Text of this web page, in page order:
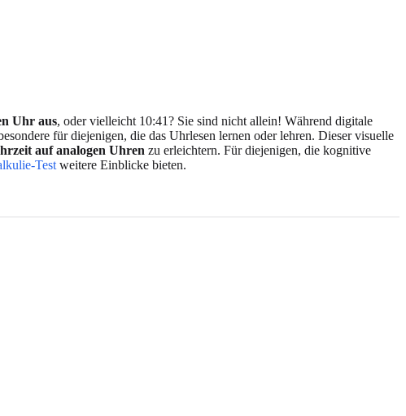
Uhr aus, oder vielleicht 10:41? Sie sind nicht allein! Während digitale
für diejenigen, die das Uhrlesen lernen oder lehren. Dieser visuelle
auf analogen Uhren zu erleichtern. Für diejenigen, die kognitive
Test weitere Einblicke bieten.